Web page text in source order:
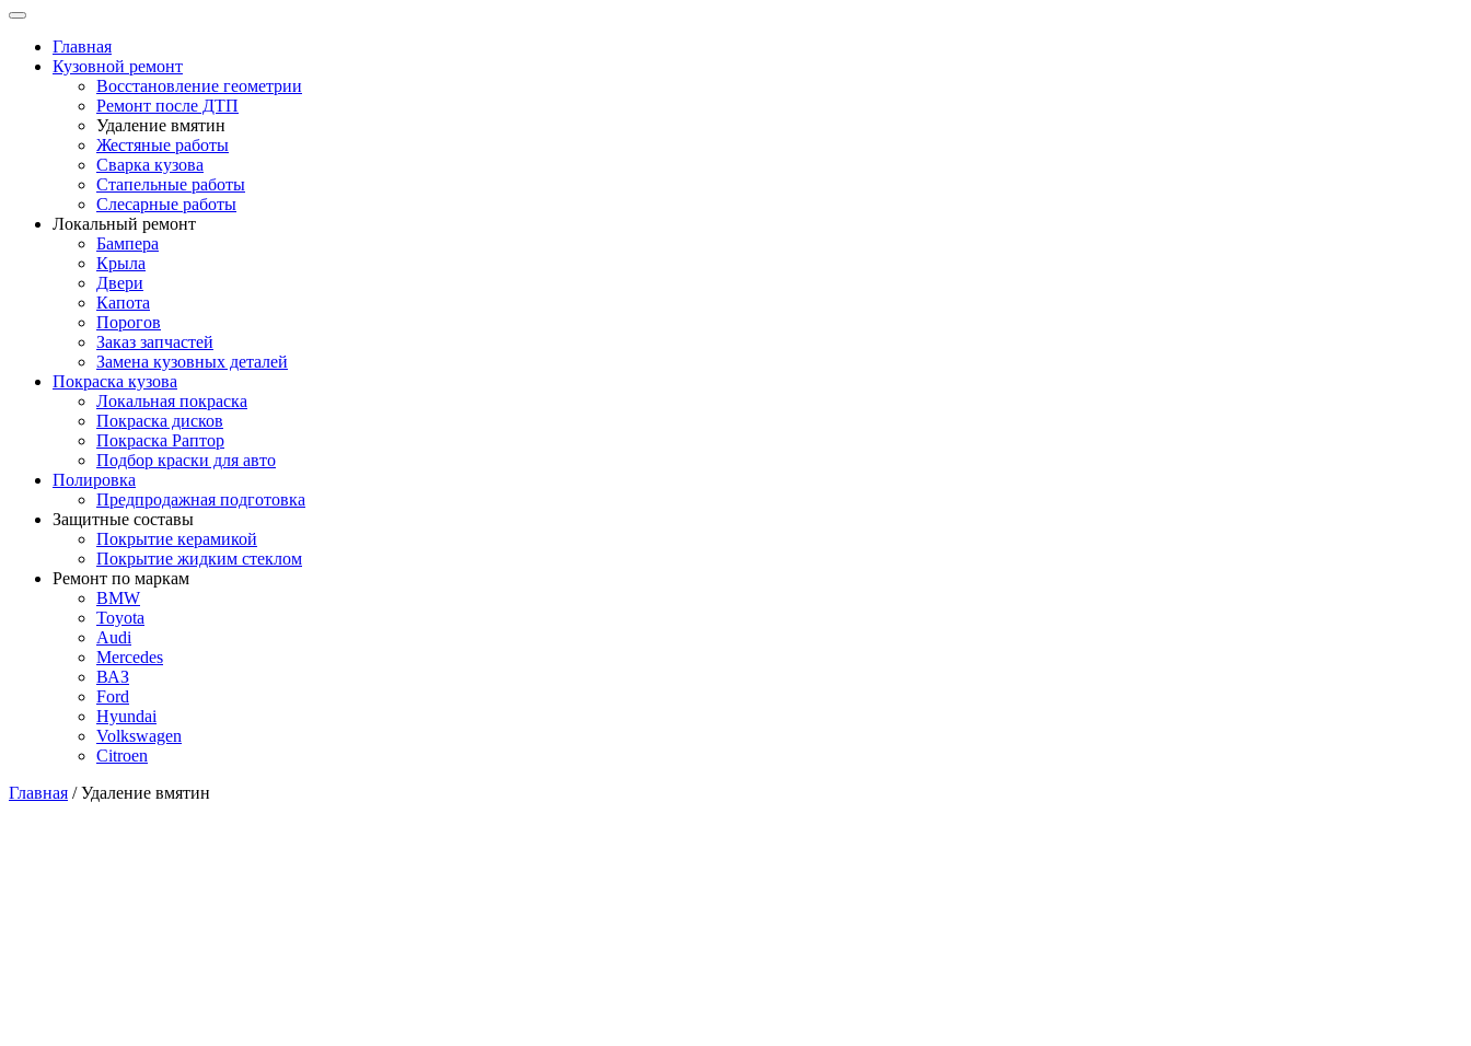
Главная
Кузовной ремонт
Восстановление геометрии
Ремонт после ДТП
Удаление вмятин
Жестяные работы
Сварка кузова
Стапельные работы
Слесарные работы
Локальный ремонт
Бампера
Крыла
Двери
Капота
Порогов
Заказ запчастей
Замена кузовных деталей
Покраска кузова
Локальная покраска
Покраска дисков
Покраска Раптор
Подбор краски для авто
Полировка
Предпродажная подготовка
Защитные составы
Покрытие керамикой
Покрытие жидким стеклом
Ремонт по маркам
BMW
Toyota
Audi
Mercedes
ВАЗ
Ford
Hyundai
Volkswagen
Citroen
Главная / Удаление вмятин